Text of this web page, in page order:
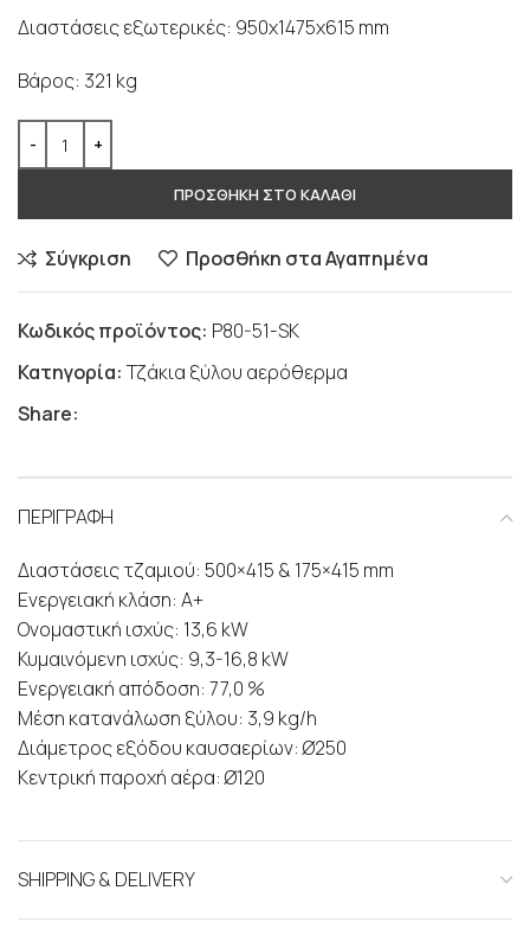
Διαστάσεις εξωτερικές: 950x1475x615 mm
Βάρος: 321 kg
ΠΡΟΣΘΗΚΗ ΣΤΟ ΚΑΛΑΘΙ
Σύγκριση Προσθήκη στα Αγαπημένα
Κωδικός προϊόντος: P80-51-SK
Κατηγορία: Τζάκια ξύλου αερόθερμα
Share:
ΠΕΡΙΓΡΑΦΗ
Διαστάσεις τζαμιού: 500×415 & 175×415 mm
Ενεργειακή κλάση: Α+
Ονομαστική ισχύς: 13,6 kW
Κυμαινόμενη ισχύς: 9,3-16,8 kW
Ενεργειακή απόδοση: 77,0 %
Μέση κατανάλωση ξύλου: 3,9 kg/h
Διάμετρος εξόδου καυσαερίων: Ø250
Κεντρική παροχή αέρα: Ø120
SHIPPING & DELIVERY